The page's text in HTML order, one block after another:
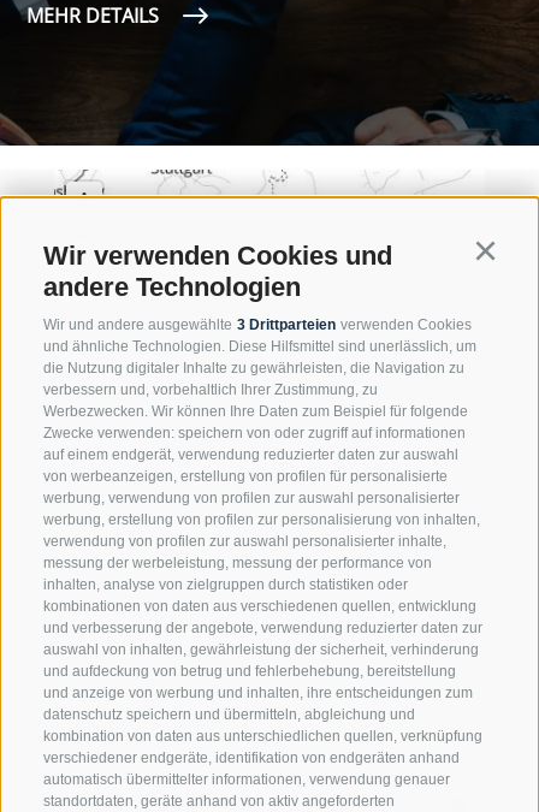
Wir verwenden Cookies und
andere Technologien
Wir und andere ausgewählte 3 Drittparteien verwenden Cookies
und ähnliche Technologien. Diese Hilfsmittel sind unerlässlich, um
die Nutzung digitaler Inhalte zu gewährleisten, die Navigation zu
verbessern und, vorbehaltlich Ihrer Zustimmung, zu
Werbezwecken. Wir können Ihre Daten zum Beispiel für folgende
Zwecke verwenden: speichern von oder zugriff auf informationen
auf einem endgerät, verwendung reduzierter daten zur auswahl
von werbeanzeigen, erstellung von profilen für personalisierte
werbung, verwendung von profilen zur auswahl personalisierter
werbung, erstellung von profilen zur personalisierung von inhalten,
verwendung von profilen zur auswahl personalisierter inhalte,
messung der werbeleistung, messung der performance von
inhalten, analyse von zielgruppen durch statistiken oder
kombinationen von daten aus verschiedenen quellen, entwicklung
und verbesserung der angebote, verwendung reduzierter daten zur
auswahl von inhalten, gewährleistung der sicherheit, verhinderung
und aufdeckung von betrug und fehlerbehebung, bereitstellung
und anzeige von werbung und inhalten, ihre entscheidungen zum
datenschutz speichern und übermitteln, abgleichung und
kombination von daten aus unterschiedlichen quellen, verknüpfung
verschiedener endgeräte, identifikation von endgeräten anhand
automatisch übermittelter informationen, verwendung genauer
standortdaten, geräte anhand von aktiv angeforderten
MEHR DETAILS